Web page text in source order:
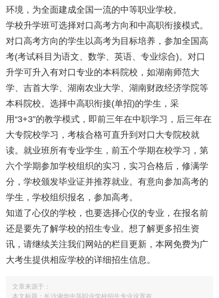
环境，为全面建成全国一流的中等职业学校。
学校升学班可选择对口高考方向和中高职衔接模式。
对口高考方向的学生以高考为目标培养，参加全国高
考(考试科目为语文、数学、英语、专业综合)。对口
升学可升入有对口专业的本科院校，如湖南师范大
学、吉首大学、湖南农业大学、湖南财政经济学院等
本科院校。选择中高职衔接(单招)的学生，采
用“3+3”的教学模式，即前三年在中职学习，后三年在
大专院校学习，考核合格可直升到对口大专院校就
读。就业班所有专业学生，前五个学期在校学习，第
六个学期参加学校组织的实习，实习合格后，修满学
分，学校颁发毕业证并推荐就业。有意向参加高考的
学生，学校组织报名，参加高考。
知道了心仪的学校，也要选择心仪的专业，在报名前
还是要先了解学校的招生专业。想了解更多招生资
讯，请继续关注我们网站的栏目更新，本网免费为广
大考生提供相应学校的详细招生信息。
文章来源于：
本文标题：长沙湘华中等职业学校招生专业设置有